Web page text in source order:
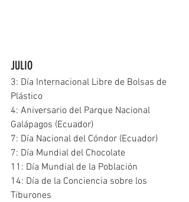
JULIO
3: Día Internacional Libre de Bolsas de
Plástico
4: Aniversario del Parque Nacional
Galápagos (Ecuador)
7: Día Nacional del Cóndor (Ecuador)
7: Día Mundial del Chocolate
11: Día Mundial de la Población
14: Día de la Conciencia sobre los
Tiburones